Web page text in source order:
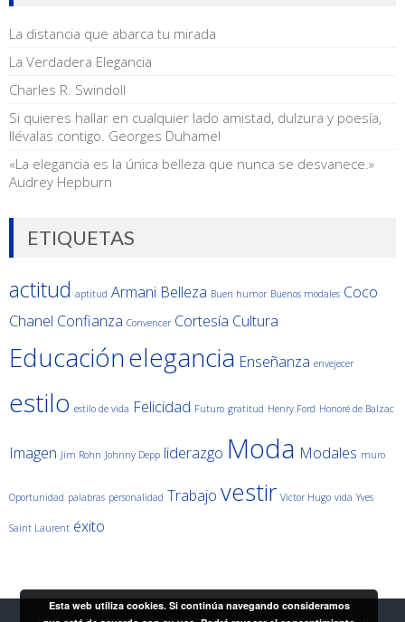
La distancia que abarca tu mirada
La Verdadera Elegancia
Charles R. Swindoll
Si quieres hallar en cualquier lado amistad, dulzura y poesía,
llévalas contigo. Georges Duhamel
«La elegancia es la única belleza que nunca se desvanece.»
Audrey Hepburn
ETIQUETAS
actitud aptitud Armani Belleza Buen humor Buenos modales Coco
Chanel Confianza Convencer Cortesía Cultura
Educaciónelegancia Enseñanza envejecer
estilo estilo de vida Felicidad Futuro gratitud Henry Ford Honoré de Balzac
Imagen Jim Rohn Johnny Depp liderazgo Moda Modales muro
Oportunidad palabras personalidad Trabajo vestir Victor Hugo vida Yves
Saint Laurent éxito
Esta web utiliza cookies. Si continúa navegando consideramos